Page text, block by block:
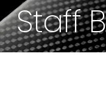
Staff